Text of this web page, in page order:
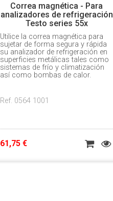
Correa magnética - Para
analizadores de refrigeración
Testo series 55x
Utilice la correa magnética para
sujetar de forma segura y rápida
su analizador de refrigeración en
superficies metálicas tales como
sistemas de frío y climatización
así como bombas de calor.
Ref. 0564 1001
61,75 €